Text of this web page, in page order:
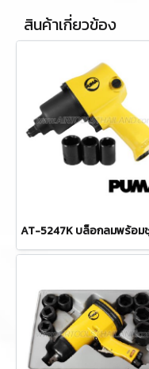
สินค้าเกี่ยวข้อง